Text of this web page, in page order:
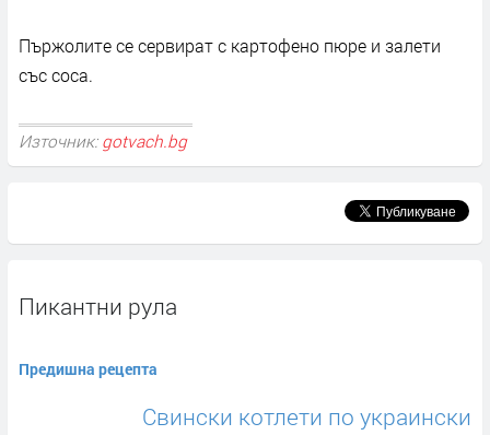
Пържолите се сервират с картофено пюре и залети
със соса.
Източник: gotvach.bg
Пикантни рула
Предишна рецепта
Свински котлети по украински